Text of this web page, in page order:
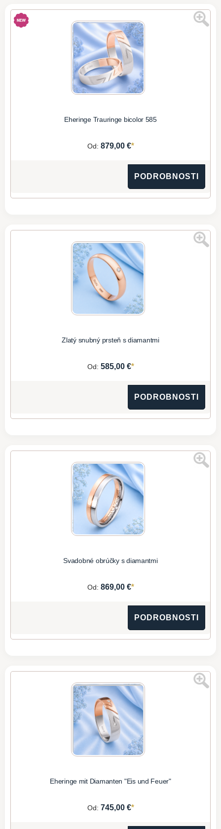
Eheringe Trauringe bicolor 585
Od: 879,00 €*
PODROBNOSTI
Zlatý snubný prsteň s diamantmi
Od: 585,00 €*
PODROBNOSTI
Svadobné obrúčky s diamantmi
Od: 869,00 €*
PODROBNOSTI
Eheringe mit Diamanten "Eis und Feuer"
Od: 745,00 €*